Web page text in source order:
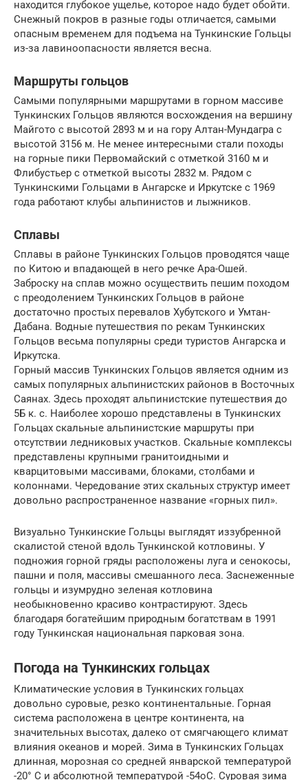
находится глубокое ущелье, которое надо будет обойти.
Снежный покров в разные годы отличается, самыми
опасным временем для подъема на Тункинские Гольцы
из-за лавиноопасности является весна.
Маршруты гольцов
Самыми популярными маршрутами в горном массиве
Тункинских Гольцов являются восхождения на вершину
Майгото с высотой 2893 м и на гору Алтан-Мундагра с
высотой 3156 м. Не менее интересными стали походы
на горные пики Первомайский с отметкой 3160 м и
Флибустьер с отметкой высоты 2832 м. Рядом с
Тункинскими Гольцами в Ангарске и Иркутске с 1969
года работают клубы альпинистов и лыжников.
Сплавы
Сплавы в районе Тункинских Гольцов проводятся чаще
по Китою и впадающей в него речке Ара-Ошей.
Заброску на сплав можно осуществить пешим походом
с преодолением Тункинских Гольцов в районе
достаточно простых перевалов Хубутского и Умтан-
Дабана. Водные путешествия по рекам Тункинских
Гольцов весьма популярны среди туристов Ангарска и
Иркутска.
Горный массив Тункинских Гольцов является одним из
самых популярных альпинистских районов в Восточных
Саянах. Здесь проходят альпинистские путешествия до
5Б к. с. Наиболее хорошо представлены в Тункинских
Гольцах скальные альпинистские маршруты при
отсутствии ледниковых участков. Скальные комплексы
представлены крупными гранитоидными и
кварцитовыми массивами, блоками, столбами и
колоннами. Чередование этих скальных структур имеет
довольно распространенное название «горных пил».
Визуально Тункинские Гольцы выглядят иззубренной
скалистой стеной вдоль Тункинской котловины. У
подножия горной гряды расположены луга и сенокосы,
пашни и поля, массивы смешанного леса. Заснеженные
гольцы и изумрудно зеленая котловина
необыкновенно красиво контрастируют. Здесь
благодаря богатейшим природным богатствам в 1991
году Тункинская национальная парковая зона.
Погода на Тункинских гольцах
Климатические условия в Тункинских гольцах
довольно суровые, резко континентальные. Горная
система расположена в центре континента, на
значительных высотах, далеко от смягчающего климат
влияния океанов и морей. Зима в Тункинских Гольцах
длинная, морозная со средней январской температурой
-20° С и абсолютной температурой -54оС. Суровая зима